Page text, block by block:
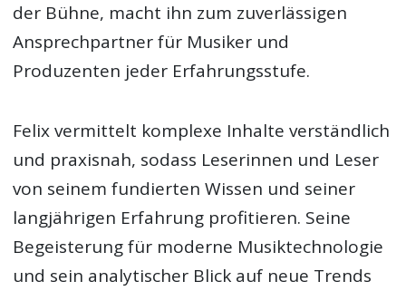
der Bühne, macht ihn zum zuverlässigen
Ansprechpartner für Musiker und
Produzenten jeder Erfahrungsstufe.
Felix vermittelt komplexe Inhalte verständlich
und praxisnah, sodass Leserinnen und Leser
von seinem fundierten Wissen und seiner
langjährigen Erfahrung profitieren. Seine
Begeisterung für moderne Musiktechnologie
und sein analytischer Blick auf neue Trends